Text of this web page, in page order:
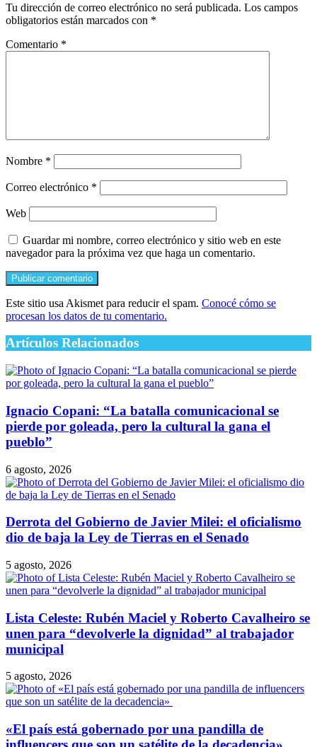
Tu dirección de correo electrónico no será publicada. Los campos
obligatorios están marcados con *
Comentario *
Nombre *
Correo electrónico *
Web
Guardar mi nombre, correo electrónico y sitio web en este
navegador para la próxima vez que haga un comentario.
Este sitio usa Akismet para reducir el spam. Conocé cómo se
procesan los datos de tu comentario.
Artículos Relacionados
Ignacio Copani: “La batalla comunicacional se
pierde por goleada, pero la cultural la gana el
pueblo”
6 agosto, 2026
Derrota del Gobierno de Javier Milei: el oficialismo
dio de baja la Ley de Tierras en el Senado
5 agosto, 2026
Lista Celeste: Rubén Maciel y Roberto Cavalheiro se
unen para “devolverle la dignidad” al trabajador
municipal
5 agosto, 2026
​«El país está gobernado por una pandilla de